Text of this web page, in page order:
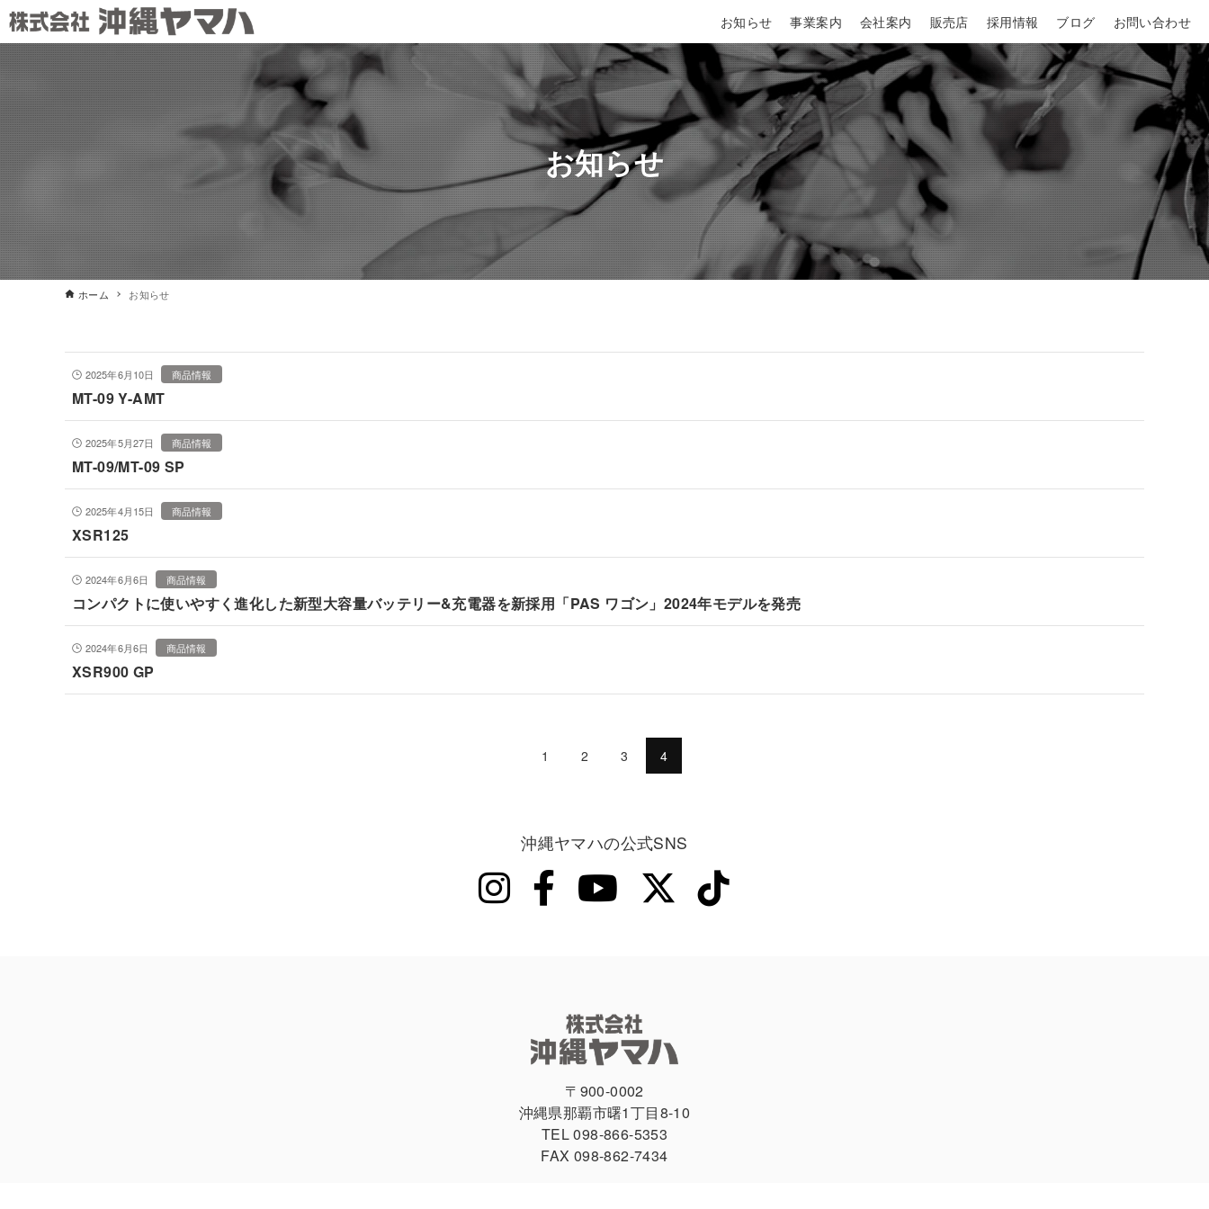
お知らせ 事業案内 会社案内 販売店 採用情報 ブログ お問い合わせ
お知らせ
ホーム お知らせ
2025年6月10日 商品情報
MT-09 Y-AMT
2025年5月27日 商品情報
MT-09/MT-09 SP
2025年4月15日 商品情報
XSR125
2024年6月6日 商品情報
コンパクトに使いやすく進化した新型大容量バッテリー&充電器を新採用「PAS ワゴン」2024年モデルを発売
2024年6月6日 商品情報
XSR900 GP
1 2 3 4
沖縄ヤマハの公式SNS
〒900-0002
沖縄県那覇市曙1丁目8-10
TEL 098-866-5353
FAX 098-862-7434